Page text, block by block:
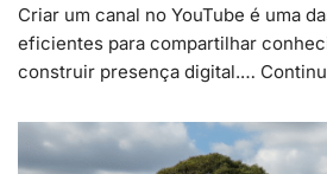
Criar um canal no YouTube é uma
eficientes para compartilhar
construir presença digital.…